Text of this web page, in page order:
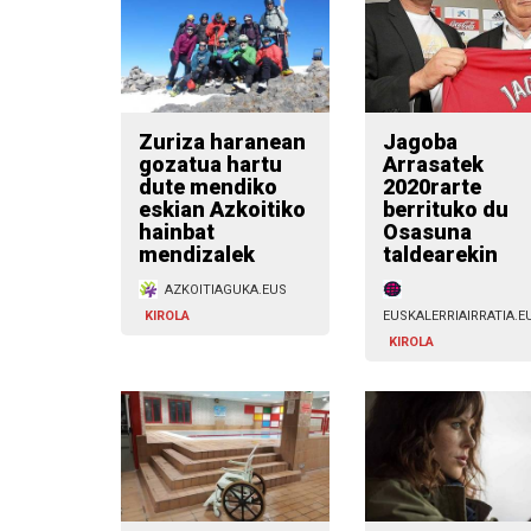
Zuriza haranean
gozatua hartu
dute mendiko
eskian Azkoitiko
hainbat
mendizalek
AZKOITIAGUKA.EUS
KIROLA
Jagoba
Arrasatek
2020rarte
berrituko du
Osasuna
taldearekin
KIROLA